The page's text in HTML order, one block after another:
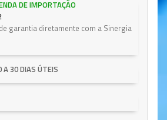
DE IMPORTAÇÃO
garantia diretamente com a Sinergia
A 30 DIAS ÚTEIS